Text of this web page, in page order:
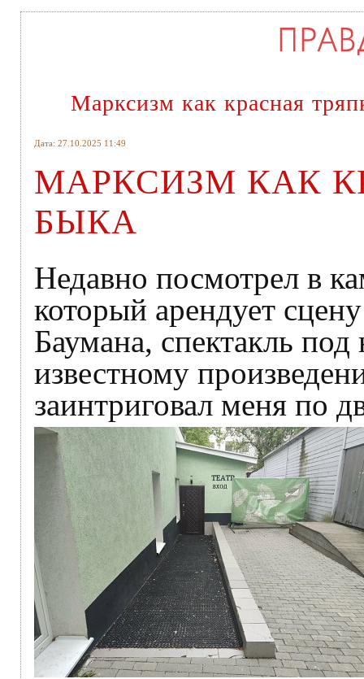
Марксизм как красная
Дата: 27.10.2025 11:49
МАРКСИЗМ КАК
БЫКА
Недавно посмотрел в
который арендует
Баумана, спектакль
известному
заинтриговал меня по